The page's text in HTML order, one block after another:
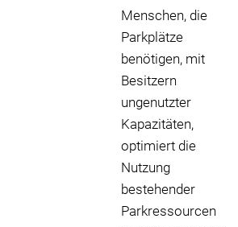
Menschen, die
Parkplätze
benötigen, mit
Besitzern
ungenutzter
Kapazitäten,
optimiert die
Nutzung
bestehender
Parkressourcen